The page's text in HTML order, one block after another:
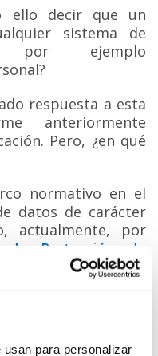
para personalizar
ello decir que un
sistema de
por ejemplo
respuesta a esta
anteriormente
Pero, ¿en qué
normativo en el
datos de carácter
actualmente, por
de Protección de
así como por laLey
de Protección de